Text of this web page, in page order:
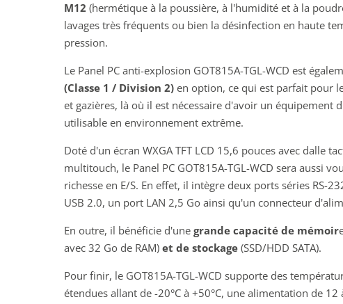
M12 (hermétique à la poussière, à l'humidité et à la
lavages très fréquents ou bien la désinfection en haute
pression.
Le Panel PC anti-explosion GOT815A-TGL-WCD est
(Classe 1 / Division 2) en option, ce qui est parfait pour
et gazières, là où il est nécessaire d'avoir un équipement
utilisable en environnement extrême.
Doté d'un écran WXGA TFT LCD 15,6 pouces avec dalle
multitouch, le Panel PC GOT815A-TGL-WCD sera aussi
richesse en E/S. En effet, il intègre deux ports séries RS-
USB 2.0, un port LAN 2,5 Go ainsi qu'un connecteur
En outre, il bénéficie d'une grande capacité de mémoir
avec 32 Go de RAM) et de stockage (SSD/HDD SATA).
Pour finir, le GOT815A-TGL-WCD supporte des
étendues allant de -20°C à +50°C, une alimentation de